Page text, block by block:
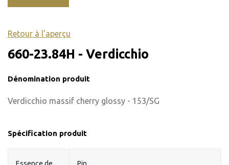
Retour à l'aperçu
660-23.84H - Verdicchio
Dénomination produit
Verdicchio massif cherry glossy - 153/SG
Spécification produit
Essence de
Pin